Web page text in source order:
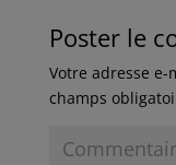
Poster le
Votre adresse
champs